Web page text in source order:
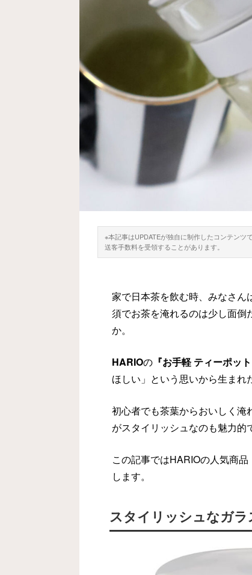
※本記事はUPDATEが独自に制作したコンテンツ
送客手数料を受領することがあります。
家で日本茶を飲む時、みなさん
須でお茶を淹れるのは少し面倒
か。
HARIOの 『お手軽 ティーポッ
ほしい」という思いから生まれ
初心者でも茶葉からおいしく淹
がスタイリッシュなのも魅力的
この記事ではHARIOの人気商
します。
スタイリッシュなガ